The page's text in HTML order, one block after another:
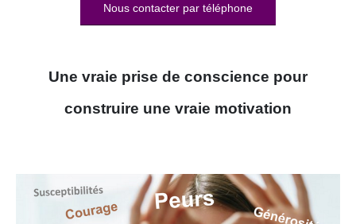
Nous contacter par téléphone
Une vraie prise de conscience pour
construire une vraie motivation